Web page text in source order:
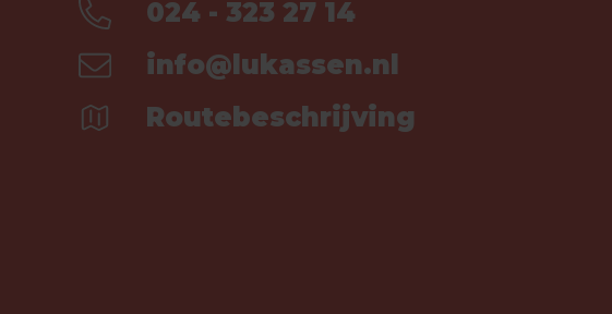
024 - 323 27 14
info@lukassen.nl
Routebeschrijving